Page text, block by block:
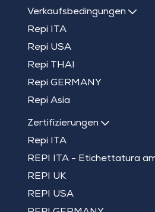
Verkaufsbedingungen
Repi ITA
Repi USA
Repi THAI
Repi GERMANY
Repi Asia
Zertifizierungen
Repi ITA
REPI ITA - Etichettatura
REPI UK
REPI USA